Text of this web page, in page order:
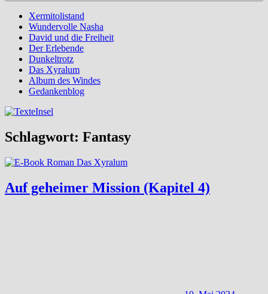
Xermitolistand
Wundervolle Nasha
David und die Freiheit
Der Erlebende
Dunkeltrotz
Das Xyralum
Album des Windes
Gedankenblog
Schlagwort: Fantasy
Auf geheimer Mission (Kapitel 4)